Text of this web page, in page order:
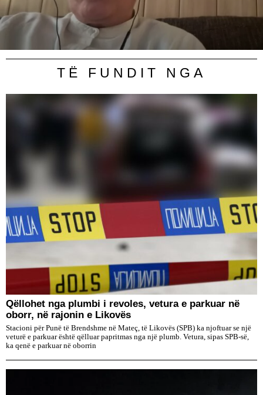
TË FUNDIT NGA
Qëllohet nga plumbi i revoles, vetura e parkuar në
oborr, në rajonin e Likovës
Stacioni për Punë të Brendshme në Mateç, të Likovës (SPB) ka njoftuar se një
veturë e parkuar është qëlluar papritmas nga një plumb. Vetura, sipas SPB-së,
ka qenë e parkuar në oborrin